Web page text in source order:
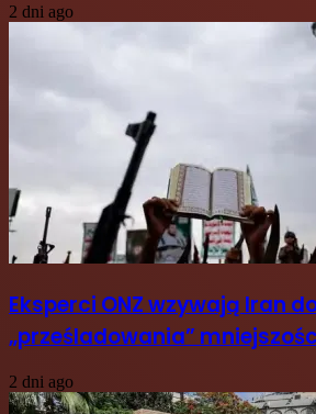
2 dni ago
Eksperci ONZ wzywają Iran
„prześladowania”
2 dni ago